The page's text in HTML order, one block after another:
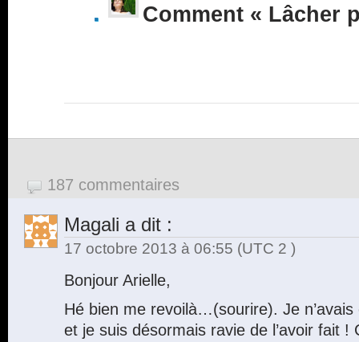
Comment « Lâcher
187 commentaires
Magali a dit :
17 octobre 2013 à 06:55 (UTC 2 )
Bonjour Arielle,
Hé bien me revoilà…(sourire). Je
et je suis désormais ravie de l’avoir fait !